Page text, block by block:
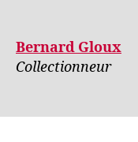
Bernard Gloux
Collectionneur